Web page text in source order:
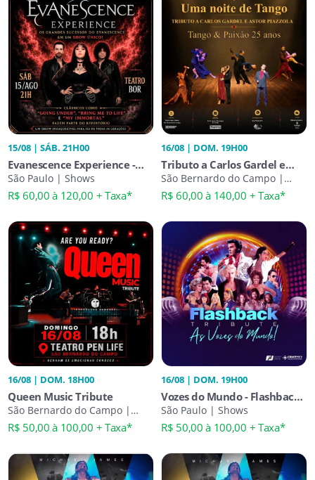
15/08 | SÁB. 21H00
Evanescence Experience -
Tributo
São Paulo | Shows
R$ 60,00 à 120,00 + Taxa*
16/08 | DOM. 19H00
Tributo a Carlos Gardel e
Astor Piazzolla - Tango &
Paixão - 25 Anos
São Bernardo do Campo |
Shows
R$ 60,00 à 140,00 + Taxa*
16/08 | DOM. 18H00
Queen Music Tribute
São Bernardo do Campo |
Shows
R$ 50,00 à 100,00 + Taxa*
16/08 | DOM. 19H00
Vozes do Mundo - Flashback
Tribute na Vila Sônia
São Paulo | Shows
R$ 50,00 à 100,00 + Taxa*